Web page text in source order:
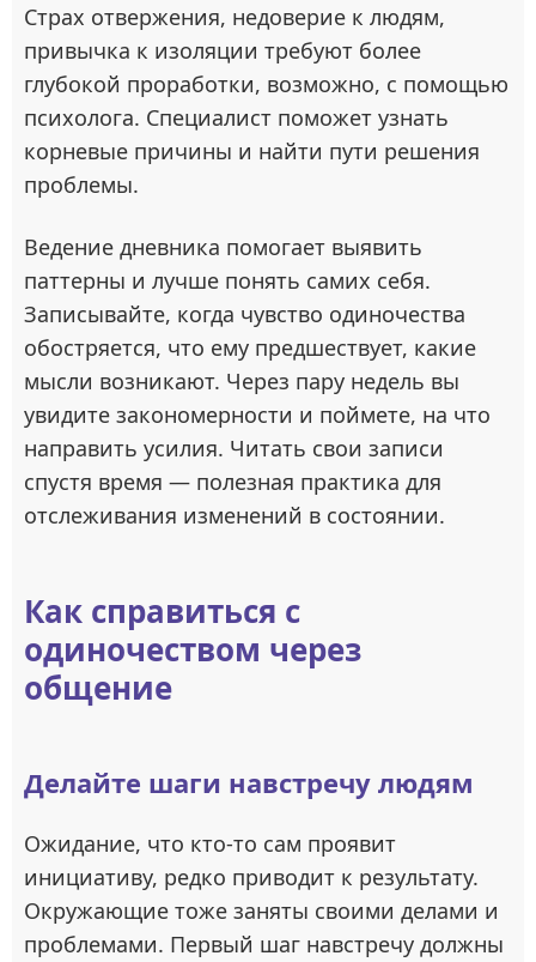
Страх отвержения, недоверие к людям,
привычка к изоляции требуют более
глубокой проработки, возможно, с помощью
психолога. Специалист поможет узнать
корневые причины и найти пути решения
проблемы.
Ведение дневника помогает выявить
паттерны и лучше понять самих себя.
Записывайте, когда чувство одиночества
обостряется, что ему предшествует, какие
мысли возникают. Через пару недель вы
увидите закономерности и поймете, на что
направить усилия. Читать свои записи
спустя время — полезная практика для
отслеживания изменений в состоянии.
Как справиться с
одиночеством через
общение
Делайте шаги навстречу людям
Ожидание, что кто-то сам проявит
инициативу, редко приводит к результату.
Окружающие тоже заняты своими делами и
проблемами. Первый шаг навстречу должны